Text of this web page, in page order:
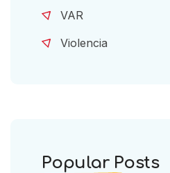
VAR
Violencia
Popular Posts